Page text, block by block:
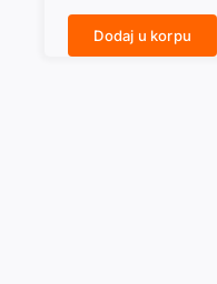
Dodaj u korpu